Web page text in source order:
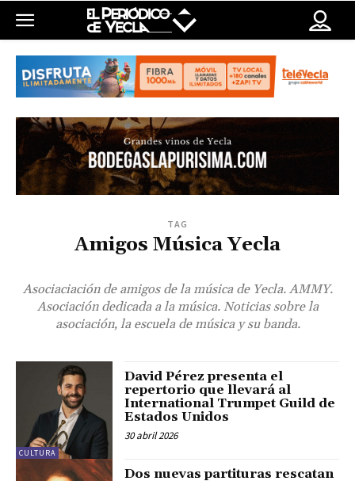
TAG
Amigos Música Yecla
Asociaciación de amigos de la música de Yecla. AMMY.
Asociación dedicada a la música. Noticias sobre la
asociación, la escuela de música y su banda.
CULTURA
David Pérez presenta el
repertorio que llevará al
International Trumpet Guild de
Estados Unidos
30 abril 2026
Dos nuevas partituras rescatan